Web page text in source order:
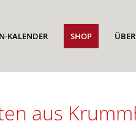
KALENDER SHOP
aus